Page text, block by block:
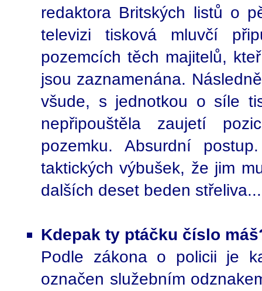
redaktora Britských listů o
televizi tisková mluvčí
pozemcích těch majitelů,
jsou zaznamenána.
všude, s jednotkou o síle
nepřipouštěla zaujetí
pozemku. Absurdní
taktických výbušek, že jim
dalších deset beden střeliva...
Kdepak ty ptáčku číslo
Podle zákona o policii je
označen služebním